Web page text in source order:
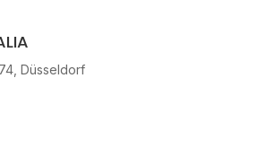
Düsseldorf